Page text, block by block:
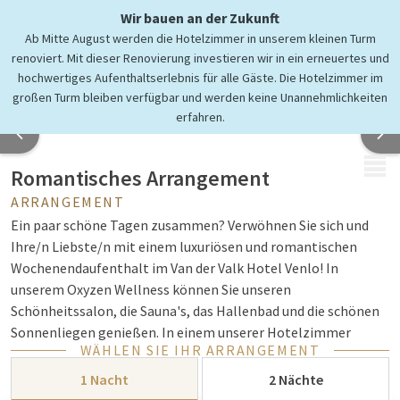
Wir bauen an der Zukunft
Ab Mitte August werden die Hotelzimmer in unserem kleinen Turm
renoviert. Mit dieser Renovierung investieren wir in ein erneuertes und
hochwertiges Aufenthaltserlebnis für alle Gäste. Die Hotelzimmer im
großen Turm bleiben verfügbar und werden keine Unannehmlichkeiten
erfahren.
Romantisches Arrangement
ARRANGEMENT
Ein paar schöne Tagen zusammen? Verwöhnen Sie sich und
Ihre/n Liebste/n mit einem luxuriösen und romantischen
Wochenendaufenthalt im Van der Valk Hotel Venlo! In
unserem Oxyzen Wellness können Sie unseren
Schönheitssalon, die Sauna's, das Hallenbad und die schönen
Sonnenliegen genießen. In einem unserer Hotelzimmer
können Sie Komfort genießen und Ihre Lieblingsserien über
Ihr eigenes Netflix-Konto auf unseren Smart-TVs
verfolgen. Die Zimmer mit Bad sind mit einer Whirlpool-
WÄHLEN SIE IHR ARRANGEMENT
1 Nacht
2 Nächte